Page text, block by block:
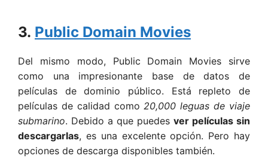
3. Public Domain Movies
Del mismo modo, Public Domain Movies sirve
como una impresionante base de datos de
películas de dominio público. Está repleto de
películas de calidad como 20,000 leguas de viaje
submarino. Debido a que puedes ver películas sin
descargarlas, es una excelente opción. Pero hay
opciones de descarga disponibles también.